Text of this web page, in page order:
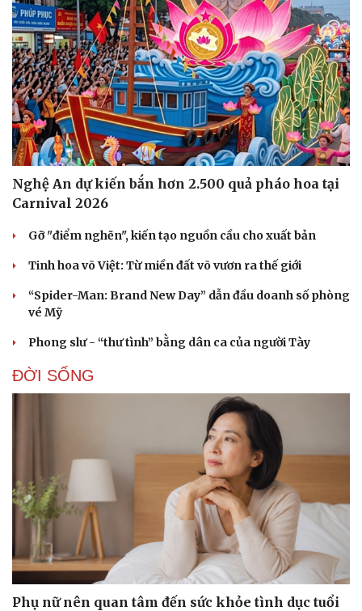
Nghệ An dự kiến bắn hơn 2.500 quả pháo hoa tại
Carnival 2026
Gỡ "điểm nghẽn", kiến tạo nguồn cầu cho xuất bản
Tinh hoa võ Việt: Từ miền đất võ vươn ra thế giới
“Spider-Man: Brand New Day” dẫn đầu doanh số phòng
vé Mỹ
Phong slư - “thư tình” bằng dân ca của người Tày
ĐỜI SỐNG
Phụ nữ nên quan tâm đến sức khỏe tình dục tuổi